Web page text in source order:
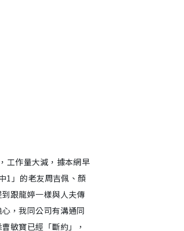
工作量大減，據本網早
1」的老友周吉佩、顏
跟龍婷一樣與人夫傳
，我同公司有溝通同
敏寶已經「斷約」，